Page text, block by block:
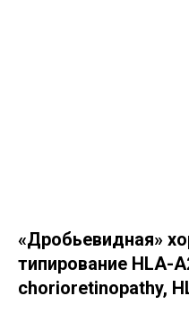
«Дробьевидная»
типирование HLA-
chorioretinopathy,